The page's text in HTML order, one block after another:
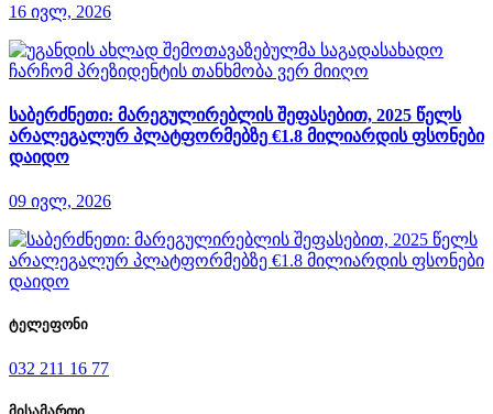
16 ივლ, 2026
საბერძნეთი: მარეგულირებლის შეფასებით, 2025 წელს
არალეგალურ პლატფორმებზე €1.8 მილიარდის ფსონები
დაიდო
09 ივლ, 2026
ტელეფონი
032 211 16 77